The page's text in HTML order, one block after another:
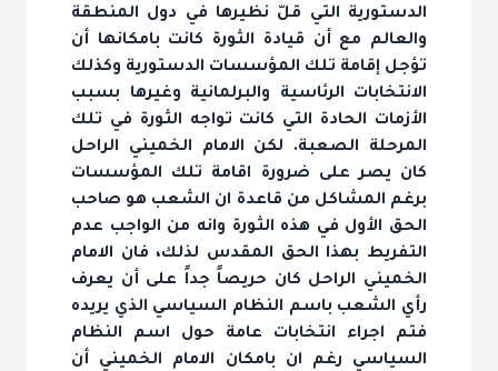
الدستورية التي قلّ نظيرها في دول المنطقة
والعالم مع أن قيادة الثورة كانت بامكانها أن
تؤجل إقامة تلك المؤسسات الدستورية وكذلك
الانتخابات الرئاسية والبرلمانية وغيرها بسبب
الأزمات الحادة التي كانت تواجه الثورة في تلك
المرحلة الصعبة. لكن الامام الخميني الراحل
كان يصر على ضرورة اقامة تلك المؤسسات
برغم المشاكل من قاعدة ان الشعب هو صاحب
الحق الأول في هذه الثورة وانه من الواجب عدم
التفريط بهذا الحق المقدس‏ لذلك، فان الامام
الخميني الراحل كان حريصاً جداً على أن يعرف
رأي الشعب باسم النظام السياسي الذي يريده
فتم اجراء انتخابات عامة حول اسم النظام
السياسي رغم ان بامكان الامام الخميني أن